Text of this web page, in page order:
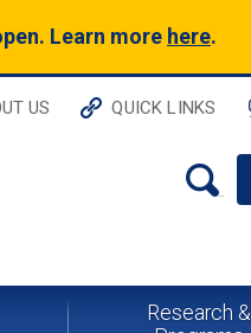
Learn more here.
US QUICK LINKS
Research &